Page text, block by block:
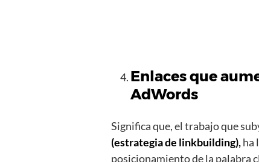
Enlaces que
AdWords
Significa que, el trabajo que
(estrategia de linkbuilding),ha
posicionamiento de la palabra